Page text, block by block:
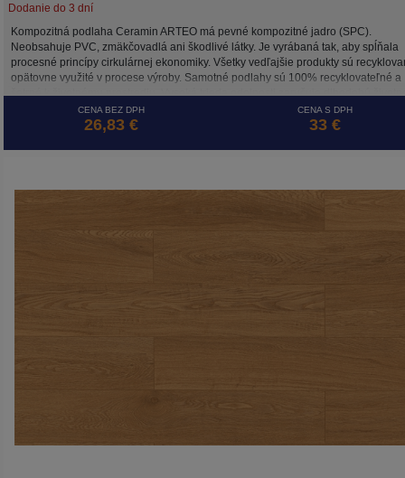
Dodanie do 3 dní
Kompozitná podlaha Ceramin ARTEO má pevné kompozitné jadro (SPC).
Neobsahuje PVC, zmäkčovadlá ani škodlivé látky. Je vyrábaná tak, aby spĺňala
procesné princípy cirkulárnej ekonomiky. Všetky vedľajšie produkty sú
opätovne využité v procese výroby. Samotné podlahy sú 100% recyklovateľné a
a to aj pri záťaži v komerčne využívaných priestoroch.
CENA BEZ DPH
26,83 €
CENA S DPH
33 €